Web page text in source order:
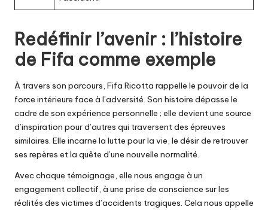
Redéfinir l’avenir : l’histoire
de Fifa comme exemple
À travers son parcours, Fifa Ricotta rappelle le pouvoir de la
force intérieure face à l’adversité. Son histoire dépasse le
cadre de son expérience personnelle ; elle devient une source
d’inspiration pour d’autres qui traversent des épreuves
similaires. Elle incarne la lutte pour la vie, le désir de retrouver
ses repères et la quête d’une nouvelle normalité.
Avec chaque témoignage, elle nous engage à un
engagement collectif, à une prise de conscience sur les
réalités des victimes d’accidents tragiques. Cela nous appelle